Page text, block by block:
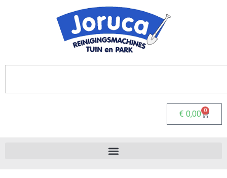
€ 0,00 0